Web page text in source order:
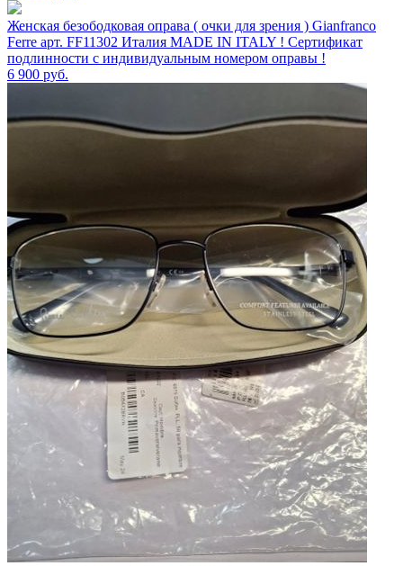
Женская безободковая оправа ( очки для зрения ) Gianfranco
Ferre арт. FF11302 Италия MADE IN ITALY ! Сертификат
подлинности с индивидуальным номером оправы !
6 900 руб.